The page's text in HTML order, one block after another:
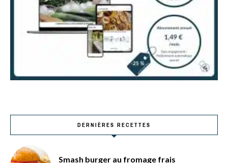
DERNIÈRES RECETTES
Smash burger au fromage frais